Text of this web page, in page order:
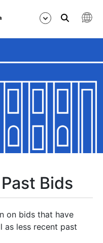
Bids
on bids that have
as less recent past